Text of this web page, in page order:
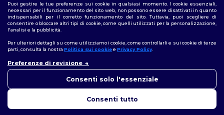
2026. Tutti i diritti riservati
Termini e Condizioni|Politica di personalizzazione
privacy|Politica sui cookie|Site Map
Seguici
Puoi gestire le tue preferenze sui cookie in qualsiasi momento. I cookie essenziali,
necessari per il funzionamento del sito web, non possono essere disattivati in quanto
indispensabili per il corretto funzionamento del sito. Tuttavia, puoi scegliere di
consentire o bloccare altri tipi di cookie, come quelli utilizzati per la personalizzazione,
l'analisi e la pubblicità.
Per ulteriori dettagli su come utilizziamo i cookie, come controllarli e sui cookie di terze
parti, consulta la nostra Politica sui cookiee Privacy Policy.
Preferenze di revisione
Consenti solo l'essenziale
Consenti tutto
puoi contattarci in qualsiasi
qui per aiutarti.